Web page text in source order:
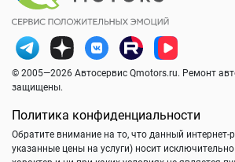
© 2005—2026 Автосервис Qmotors.ru. Ремонт
защищены.
Политика конфиденциальности
Обратите внимание на то, что данный интернет-
указанные цены на услуги) носит